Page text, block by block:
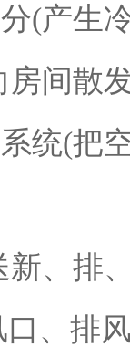
产生
间散
(把空
、排、
、排